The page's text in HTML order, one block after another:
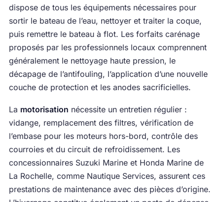
dispose de tous les équipements nécessaires pour
sortir le bateau de l’eau, nettoyer et traiter la coque,
puis remettre le bateau à flot. Les forfaits carénage
proposés par les professionnels locaux comprennent
généralement le nettoyage haute pression, le
décapage de l’antifouling, l’application d’une nouvelle
couche de protection et les anodes sacrificielles.
La motorisation nécessite un entretien régulier :
vidange, remplacement des filtres, vérification de
l’embase pour les moteurs hors-bord, contrôle des
courroies et du circuit de refroidissement. Les
concessionnaires Suzuki Marine et Honda Marine de
La Rochelle, comme Nautique Services, assurent ces
prestations de maintenance avec des pièces d’origine.